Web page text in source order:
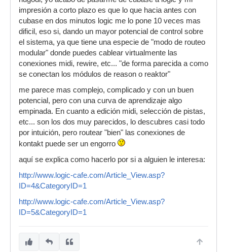
impresión a corto plazo es que lo que hacia antes con
cubase en dos minutos logic me lo pone 10 veces mas
dificil, eso si, dando un mayor potencial de control sobre
el sistema, ya que tiene una especie de "modo de routeo
modular" donde puedes cablear virtualmente las
conexiones midi, rewire, etc... "de forma parecida a como
se conectan los módulos de reason o reaktor"
me parece mas complejo, complicado y con un buen
potencial, pero con una curva de aprendizaje algo
empinada. En cuanto a edición midi, selección de pistas,
etc... son los dos muy parecidos, lo descubres casi todo
por intuición, pero routear "bien" las conexiones de
kontakt puede ser un engorro
aquí se explica como hacerlo por si a alguien le interesa:
http://www.logic-cafe.com/Article_View.asp?
ID=4&CategoryID=1
http://www.logic-cafe.com/Article_View.asp?
ID=5&CategoryID=1